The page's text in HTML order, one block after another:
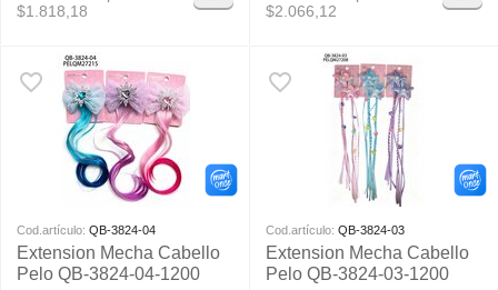
$1.818,18
$2.066,12
Cod.artículo: QB-3824-04
Extension Mecha Cabello
Pelo QB-3824-04-1200
Cod.artículo: QB-3824-03
Extension Mecha Cabello
Pelo QB-3824-03-1200